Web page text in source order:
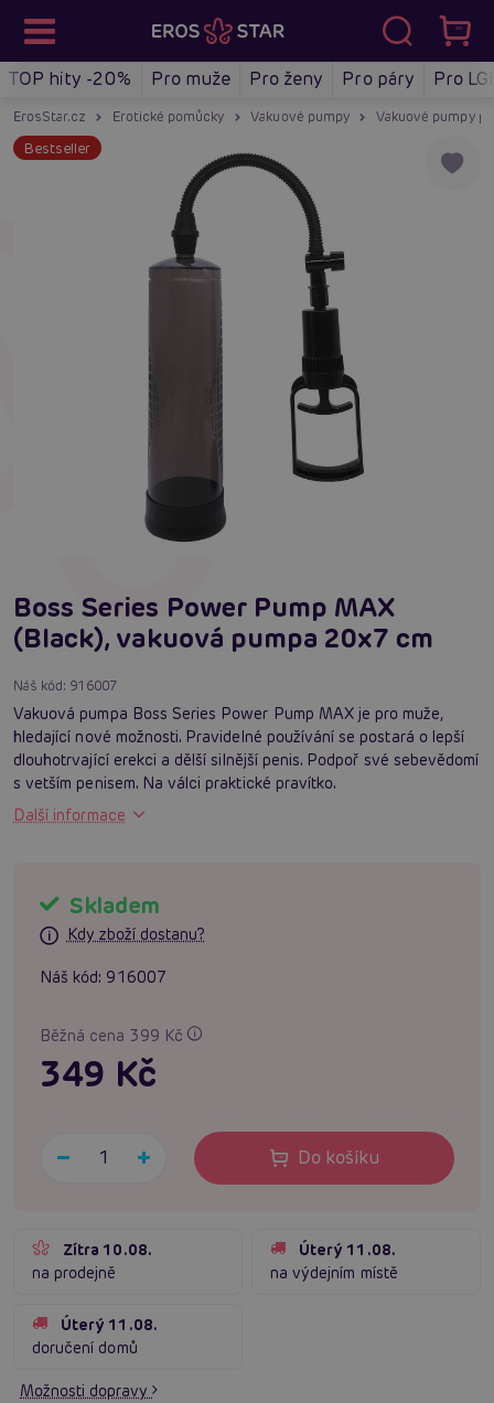
TOP hity -20% Pro muže Pro ženy Pro páry Pro
ErosStar.cz Erotické pomůcky Vakuové pumpy Vakuové pumpy
Bestseller
Boss Series Power Pump MAX
(Black), vakuová pumpa 20x7 cm
Náš kód: 916007
Vakuová pumpa Boss Series Power Pump MAX je pro muže,
hledající nové možnosti. Pravidelné používání se postará o lepší
dlouhotrvající erekci a dělší silnější penis. Podpoř své sebevědomí
s vetším penisem. Na válci praktické pravítko.
Další informace
Skladem
Kdy zboží dostanu?
Náš kód: 916007
Běžná cena 399 Kč
349 Kč
Do košíku
Zítra 10.08.
na prodejně
Úterý 11.08.
na výdejním místě
Úterý 11.08.
doručení domů
Možnosti dopravy